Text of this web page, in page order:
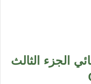
الجزء الثالث